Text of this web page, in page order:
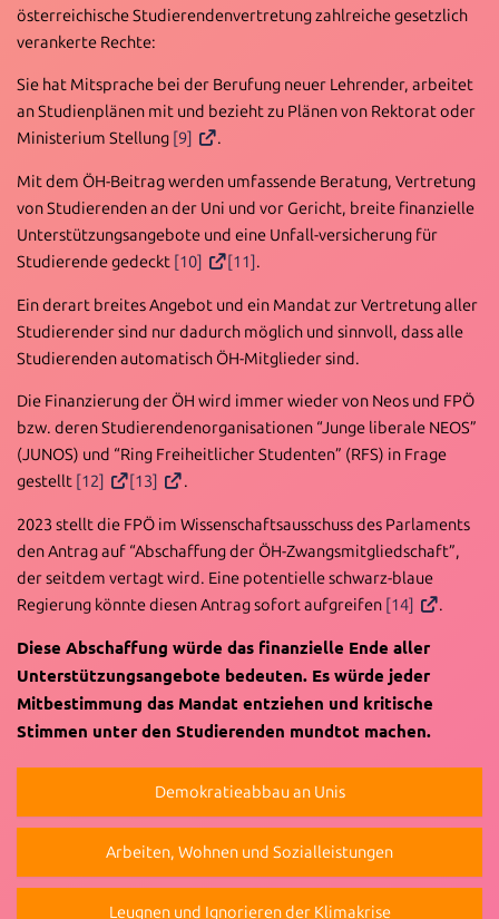
Demokratieabbau an Unis
Arbeiten, Wohnen und Sozialleistungen
Leugnen und Ignorieren der Klimakrise
österreichische Studierendenvertretung zahlreiche gesetzlich
verankerte Rechte:
Sie hat Mitsprache bei der Berufung neuer Lehrender, arbeitet
an Studienplänen mit und bezieht zu Plänen von Rektorat oder
Ministerium Stellung [9] .
Mit dem ÖH-Beitrag werden umfassende Beratung, Vertretung
von Studierenden an der Uni und vor Gericht, breite finanzielle
Unterstützungsangebote und eine Unfall-versicherung für
Studierende gedeckt [10] [11].
Ein derart breites Angebot und ein Mandat zur Vertretung aller
Studierender sind nur dadurch möglich und sinnvoll, dass alle
Studierenden automatisch ÖH-Mitglieder sind.
Die Finanzierung der ÖH wird immer wieder von Neos und FPÖ
bzw. deren Studierendenorganisationen “Junge liberale NEOS”
(JUNOS) und “Ring Freiheitlicher Studenten” (RFS) in Frage
gestellt [12] [13] .
2023 stellt die FPÖ im Wissenschaftsausschuss des Parlaments
den Antrag auf “Abschaffung der ÖH-Zwangsmitgliedschaft”,
der seitdem vertagt wird. Eine potentielle schwarz-blaue
Regierung könnte diesen Antrag sofort aufgreifen [14] .
Diese Abschaffung würde das finanzielle Ende aller
Unterstützungsangebote bedeuten. Es würde jeder
Mitbestimmung das Mandat entziehen und kritische
Stimmen unter den Studierenden mundtot machen.